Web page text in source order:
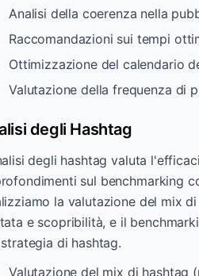
Analisi della coerenza nella
Raccomandazioni sui tempi
Ottimizzazione del calendario
Valutazione della frequenza di
degli Hashtag
degli hashtag valuta
sul benchmarking
la valutazione del mix
e scopribilità, e il
di hashtag.
Valutazione del mix di hashtag